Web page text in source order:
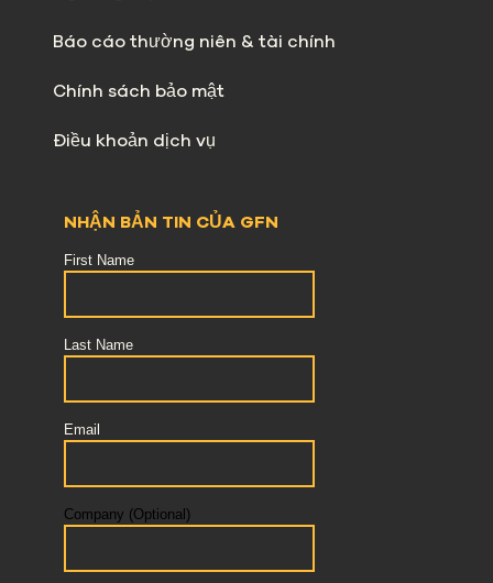
Báo cáo thường niên & tài chính
Chính sách bảo mật
Điều khoản dịch vụ
NHẬN BẢN TIN CỦA GFN